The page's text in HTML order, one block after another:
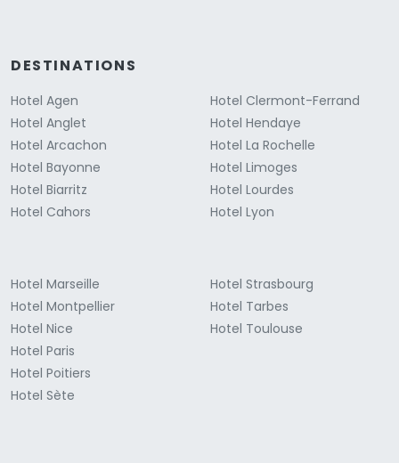
DESTINATIONS
Hotel Agen
Hotel Anglet
Hotel Arcachon
Hotel Bayonne
Hotel Biarritz
Hotel Cahors
Hotel Clermont-Ferrand
Hotel Hendaye
Hotel La Rochelle
Hotel Limoges
Hotel Lourdes
Hotel Lyon
Hotel Marseille
Hotel Montpellier
Hotel Nice
Hotel Paris
Hotel Poitiers
Hotel Sète
Hotel Strasbourg
Hotel Tarbes
Hotel Toulouse